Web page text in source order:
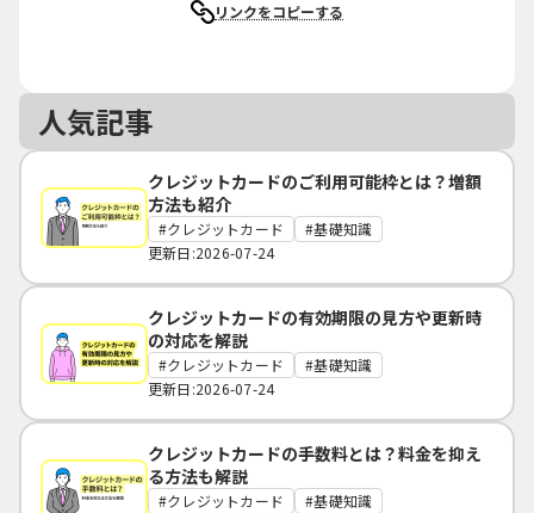
リンクをコピーする
人気記事
クレジットカードのご利用可能枠とは？増額
方法も紹介
クレジットカード
基礎知識
更新日:2026-07-24
クレジットカードの有効期限の見方や更新時
の対応を解説
クレジットカード
基礎知識
更新日:2026-07-24
クレジットカードの手数料とは？料金を抑え
る方法も解説
クレジットカード
基礎知識